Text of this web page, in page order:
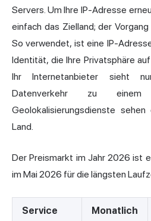
Servers. Um Ihre IP-Adresse
einfach das Zielland; der
So verwendet, ist eine IP-
Identität, die Ihre Privatsphäre
Ihr Internetanbieter sieht
Datenverkehr zu einem
Geolokalisierungsdienste
Land.
Der Preismarkt im Jahr 2026 ist
im Mai 2026 für die längsten
Service Monatlich